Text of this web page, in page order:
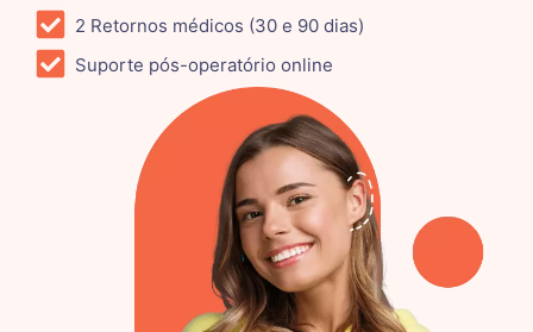
2 Retornos médicos (30 e 90 dias)
Suporte pós-operatório online